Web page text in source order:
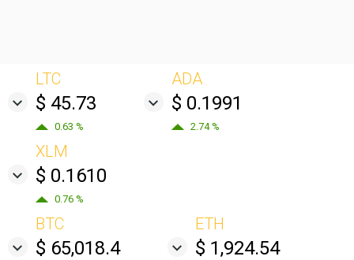
LTC
$ 45.73
0.63 %
ADA
$ 0.1991
2.74 %
XLM
$ 0.1610
0.76 %
BTC
$ 65,018.4
ETH
$ 1,924.54